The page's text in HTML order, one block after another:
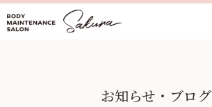
お知らせ・ブログ